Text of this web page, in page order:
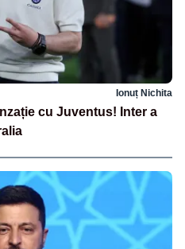
Ionuț Nichita
cu Juventus! Inter a